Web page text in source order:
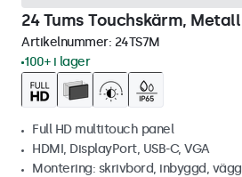
24 Tums Touchskärm, Metall
Artikelnummer: 24TS7M
100+ i lager
Full HD multitouch panel
HDMI, DisplayPort, USB-C, VGA
Montering: skrivbord, inbyggd, vägg